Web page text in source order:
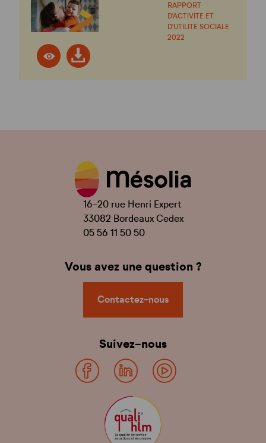
RAPPORT
D'ACTIVITE ET
D'UTILITE SOCIALE
2022
16-20 rue Henri Expert
33082 Bordeaux Cedex
05 56 11 50 50
Vous avez une question ?
Contactez-nous
Suivez-nous